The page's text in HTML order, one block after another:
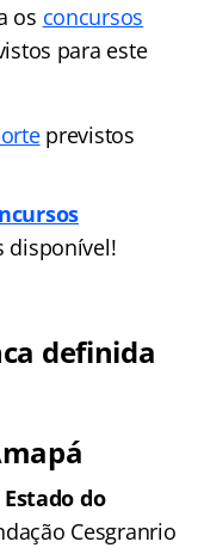
os concursos
para este
previstos
disponível!
definida
do
Cesgranrio